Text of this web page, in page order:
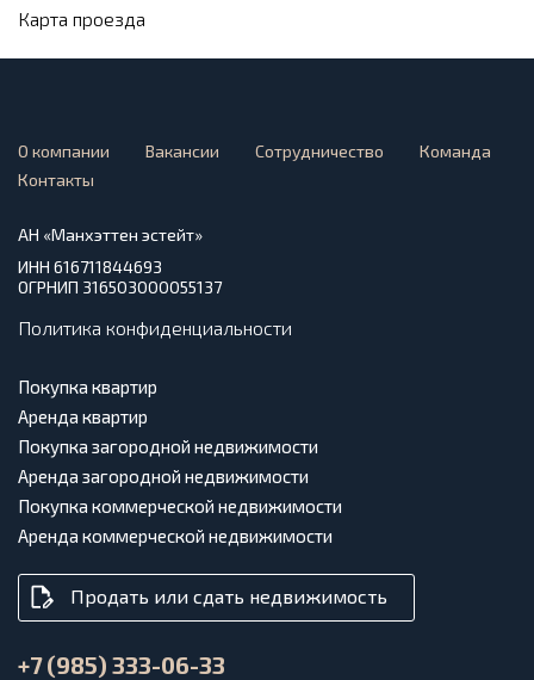
Карта проезда
О компании Вакансии Сотрудничество
Команда
Контакты
АН «Манхэттен эстейт»
ИНН 616711844693
ОГРНИП 316503000055137
Политика конфиденциальности
Покупка квартир
Аренда квартир
Покупка загородной недвижимости
Аренда загородной недвижимости
Покупка коммерческой недвижимости
Аренда коммерческой недвижимости
Продать или сдать недвижимость
+7 (985) 333-06-33